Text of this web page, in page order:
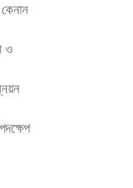
ও